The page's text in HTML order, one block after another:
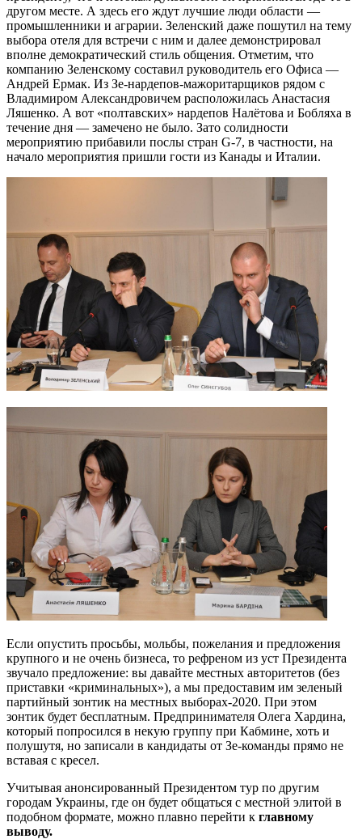
другом месте. А здесь его ждут лучшие люди области —
промышленники и аграрии. Зеленский даже пошутил на тему
выбора отеля для встречи с ним и далее демонстрировал
вполне демократический стиль общения. Отметим, что
компанию Зеленскому составил руководитель его Офиса —
Андрей Ермак. Из Зе-нардепов-мажоритарщиков рядом с
Владимиром Александровичем расположилась Анастасия
Ляшенко. А вот «полтавских» нардепов Налётова и Бобляха в
течение дня — замечено не было. Зато солидности
мероприятию прибавили послы стран G-7, в частности, на
начало мероприятия пришли гости из Канады и Италии.
Если опустить просьбы, мольбы, пожелания и предложения
крупного и не очень бизнеса, то рефреном из уст Президента
звучало предложение: вы давайте местных авторитетов (без
приставки «криминальных»), а мы предоставим им зеленый
партийный зонтик на местных выборах-2020. При этом
зонтик будет бесплатным. Предпринимателя Олега Хардина,
который попросился в некую группу при Кабмине, хоть и
полушутя, но записали в кандидаты от Зе-команды прямо не
вставая с кресел.
Учитывая анонсированный Президентом тур по другим
городам Украины, где он будет общаться с местной элитой в
подобном формате, можно плавно перейти к главному
выводу.